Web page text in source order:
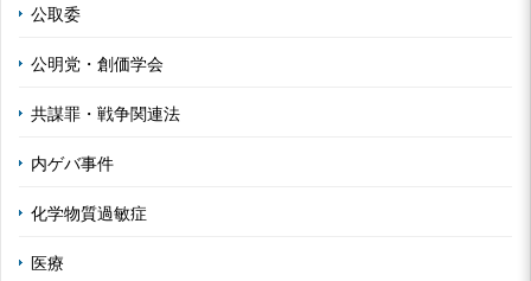
公取委
公明党・創価学会
共謀罪・戦争関連法
内ゲバ事件
化学物質過敏症
医療